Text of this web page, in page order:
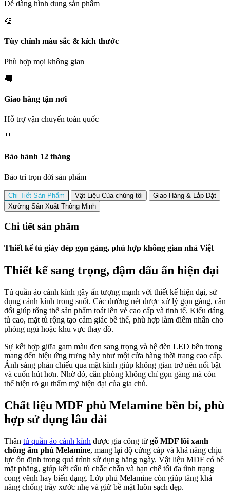
Dễ dàng hình dung sản phẩm
🎨
Tùy chỉnh màu sắc & kích thước
Phù hợp mọi không gian
🚚
Giao hàng tận nơi
Hỗ trợ vận chuyển toàn quốc
🏅
Bảo hành 12 tháng
Bảo trì trọn đời sản phẩm
Chi Tiết Sản Phẩm Vật Liệu Của chúng tôi
Giao Hàng & Lắp Đặt
Xưởng Sản Xuất Thông Minh
Chi tiết sản phẩm
Thiết kế tủ giày dép gọn gàng, phù hợp không gian nhà Việt
Thiết kế sang trọng, đậm dấu ấn hiện đại
Tủ quần áo cánh kính gây ấn tượng mạnh với thiết kế hiện đại, sử
dụng cánh kính trong suốt. Các đường nét được xử lý gọn gàng, cân
đối giúp tổng thể sản phẩm toát lên vẻ cao cấp và tinh tế. Kiểu dáng
tủ cao, mặt tủ rộng tạo cảm giác bề thế, phù hợp làm điểm nhấn cho
phòng ngủ hoặc khu vực thay đồ.
Sự kết hợp giữa gam màu đen sang trọng và hệ đèn LED bên trong
mang đến hiệu ứng trưng bày như một cửa hàng thời trang cao cấp.
Ánh sáng phản chiếu qua mặt kính giúp không gian trở nên nổi bật
và cuốn hút hơn. Nhờ đó, căn phòng không chỉ gọn gàng mà còn
thể hiện rõ gu thẩm mỹ hiện đại của gia chủ.
Chất liệu MDF phủ Melamine bền bỉ, phù
hợp sử dụng lâu dài
Thân tủ quần áo cánh kính được gia công từ gỗ MDF lõi xanh
chống ẩm phủ Melamine, mang lại độ cứng cáp và khả năng chịu
lực ổn định trong quá trình sử dụng hằng ngày. Vật liệu MDF có bề
mặt phẳng, giúp kết cấu tủ chắc chắn và hạn chế tối đa tình trạng
cong vênh hay biến dạng. Lớp phủ Melamine còn giúp tăng khả
năng chống trầy xước nhẹ và giữ bề mặt luôn sạch đẹp.